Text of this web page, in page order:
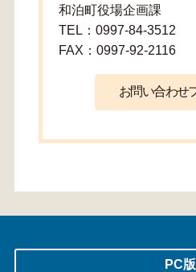
和泊町役場企画課
TEL：0997-84-3512
FAX：0997-92-2116
PC版